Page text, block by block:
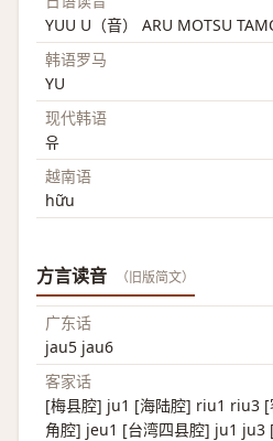
YUU U（音） ARU MOTSU
韩语罗马
YU
现代韩语
유
越南语
hữu
方言读音 （旧版简文）
广东话
jau5 jau6
客家话
[梅县腔] ju1 [海陆腔] riu1 riu3
角腔] jeu1 [台湾四县腔] ju1 ju3